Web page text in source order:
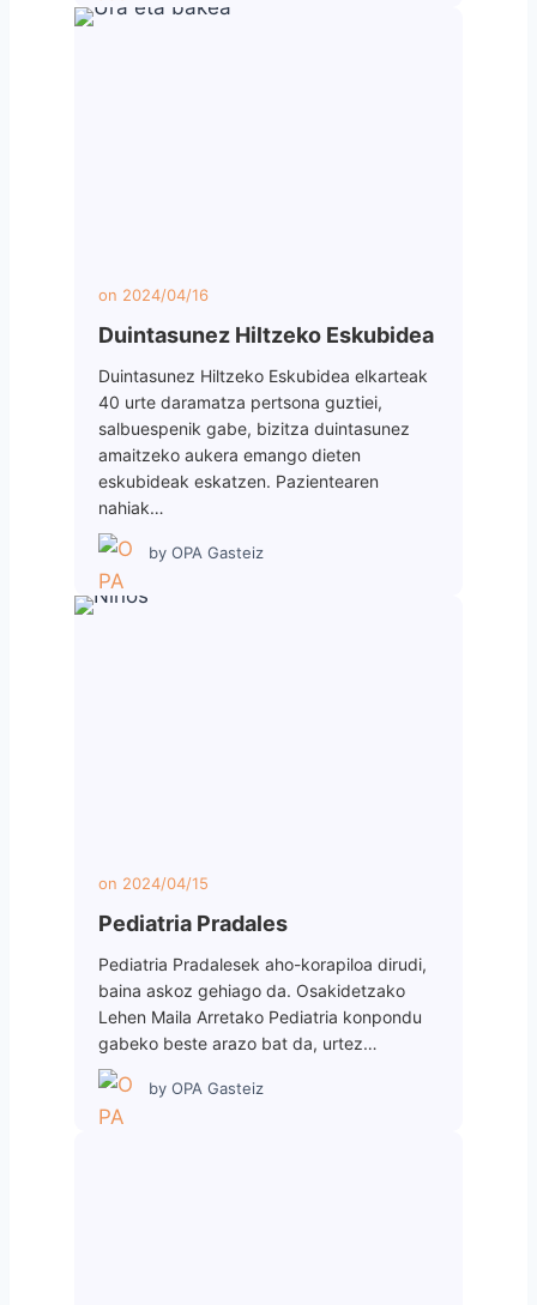
on 2024/04/16
Duintasunez Hiltzeko Eskubidea
Duintasunez Hiltzeko Eskubidea elkarteak
40 urte daramatza pertsona guztiei,
salbuespenik gabe, bizitza duintasunez
amaitzeko aukera emango dieten
eskubideak eskatzen. Pazientearen
nahiak…
by OPA Gasteiz
on 2024/04/15
Pediatria Pradales
Pediatria Pradalesek aho-korapiloa dirudi,
baina askoz gehiago da. Osakidetzako
Lehen Maila Arretako Pediatria konpondu
gabeko beste arazo bat da, urtez…
by OPA Gasteiz